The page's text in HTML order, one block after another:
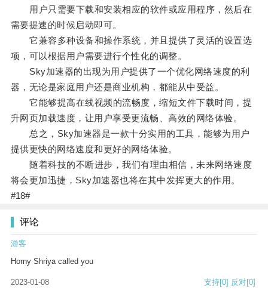
用户只需要下载和安装相应的软件或应用程序，然后在
需要提速的时候启动即可。
它兼容多种设备和操作系统，并且提供了灵活的设置选
项，可以根据用户需要进行个性化的调整。
Sky加速器的出现为用户提供了一个优化网络速度的利
器，无论是家庭用户还是商业机构，都能从中受益。
它能够提高在线视频的流畅度，缩短文件下载时间，提
升网页加载速度，让用户享受更流畅、高效的网络体验。
总之，Sky加速器是一款十分实用的工具，能够为用户
提供更快的网络速度和更好的网络体验。
随着科技的不断进步，我们有理由相信，未来网络速度
将会更加迅捷，Sky加速器也将在其中发挥更大的作用。
#18#
评论
游客
Horny Shriya called you
2023-01-08 支持[0] 反对[0]